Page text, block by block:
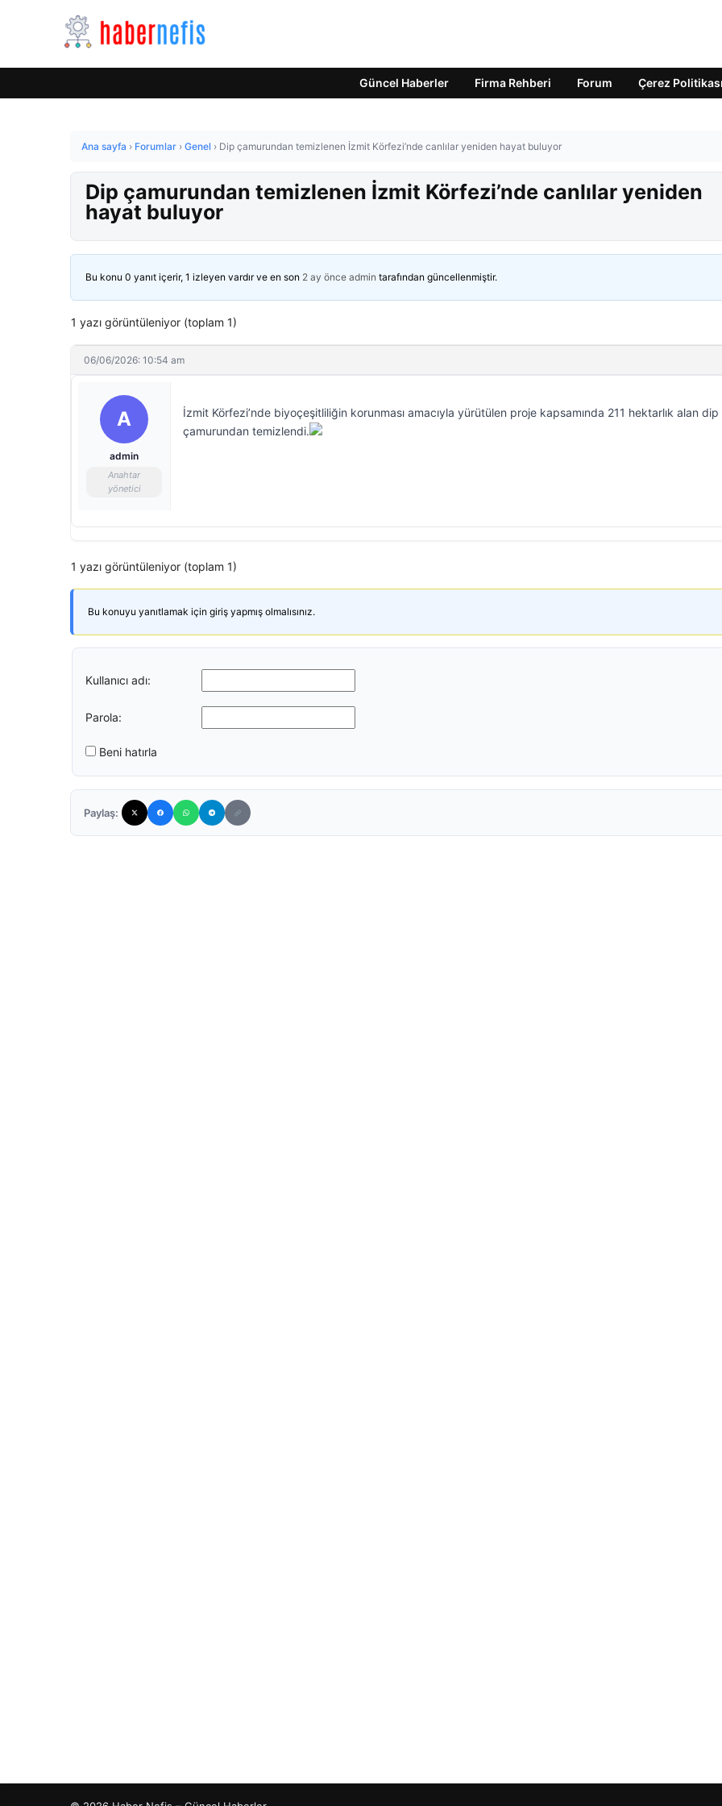
Güncel Haberler Firma Rehberi Forum Çerez Politikası
Ana sayfa › Forumlar › Genel › Dip çamurundan temizlenen İzmit Körfezi’nde canlılar yeniden hayat buluyor
Dip çamurundan temizlenen İzmit Körfezi’nde canlılar yeniden
hayat buluyor
Bu konu 0 yanıt içerir, 1 izleyen vardır ve en son 2 ay önce admin tarafından güncellenmiştir.
1 yazı görüntüleniyor (toplam 1)
06/06/2026: 10:54 am
A
admin
Anahtar
yönetici
İzmit Körfezi’nde biyoçeşitliliğin korunması amacıyla yürütülen proje kapsamında 211 hektarlık alan dip
çamurundan temizlendi.
1 yazı görüntüleniyor (toplam 1)
Bu konuyu yanıtlamak için giriş yapmış olmalısınız.
Kullanıcı adı:
Parola:
Beni hatırla
Paylaş: